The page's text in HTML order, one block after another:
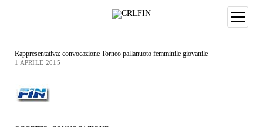
Rappresentativa: convocazione Torneo pallanuoto femminile giovanile
1 APRILE 2015